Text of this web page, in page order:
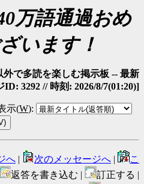
万語通過おめ
います！
で多読を楽しむ掲示板 -- 最新
ID: 3292 // 時刻: 2026/8/7(01:20)]
示(W):
へ | 次のメッセージへ |
こ
返答を書き込む |
訂正する |